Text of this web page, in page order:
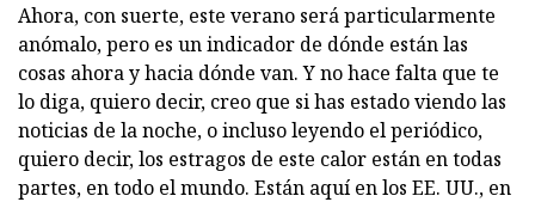
Ahora, con suerte, este verano será particularmente
anómalo, pero es un indicador de dónde están las
cosas ahora y hacia dónde van. Y no hace falta que te
lo diga, quiero decir, creo que si has estado viendo las
noticias de la noche, o incluso leyendo el periódico,
quiero decir, los estragos de este calor están en todas
partes, en todo el mundo. Están aquí en los EE. UU., en